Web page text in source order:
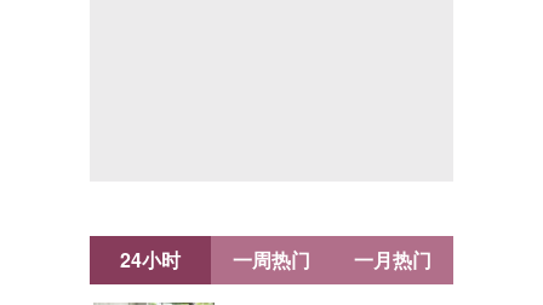
24小时 一周热门 一月热门